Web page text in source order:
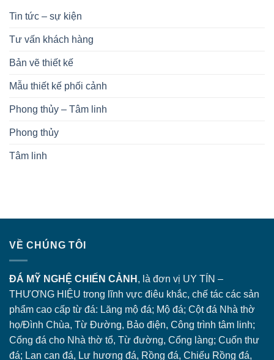
Tin tức – sự kiện
Tư vấn khách hàng
Bản vẽ thiết kế
Mẫu thiết kế phối cảnh
Phong thủy – Tâm linh
Phong thủy
Tâm linh
VỀ CHÚNG TÔI
ĐÁ MỸ NGHỆ CHIẾN CẢNH , là đơn vị UY TÍN –
THƯƠNG HIỆU trong lĩnh vực điêu khắc, chế tác các sản
phẩm cao cấp từ đá: Lăng mộ đá; Mộ đá; Cột đá Nhà thờ
họ/Đình Chùa, Từ Đường, Bảo điện, Công trình tâm linh;
Cổng đá cho Nhà thờ tổ, Từ đường, Cổng làng; Cuốn thư
đá; Lan can đá, Lư hương đá, Rồng đá, Chiếu Rồng đá,